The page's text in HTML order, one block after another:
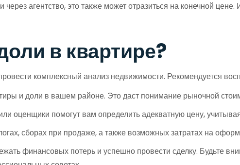
агентство, это также может отразиться на конечной
в квартире?
комплексный анализ недвижимости. Рекомендуется
и доли в вашем районе. Это даст понимание рыночной
оценщики помогут вам определить адекватную цену,
сборах при продаже, а также возможных затратах на
финансовых потерь и успешно провести сделку. Будьте